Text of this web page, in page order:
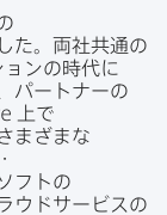
た。​両社共通の​
ョンの​時代に​
パートナーの​
上で​
まざまな​
フトの​
ウドサービスの​